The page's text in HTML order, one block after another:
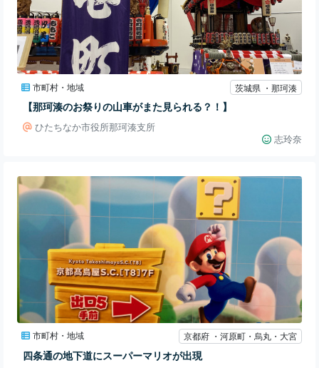
市町村・地域 茨城県 ・那珂湊
【那珂湊のお祭りの山車がまた見られる？！】
ひたちなか市役所那珂湊支所
志玲奈
市町村・地域 京都府 ・河原町・烏丸・大宮
四条通の地下道にスーパーマリオが出現